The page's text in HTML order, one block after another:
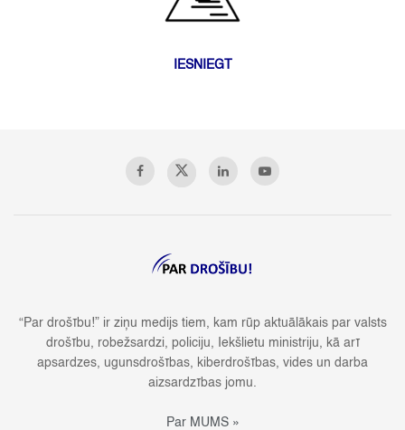
IESNIEGT
“Par drošību!” ir ziņu medijs tiem, kam rūp aktuālākais par valsts
drošību, robežsardzi, policiju, Iekšlietu ministriju, kā arī
apsardzes, ugunsdrošības, kiberdrošības, vides un darba
aizsardzības jomu.
Par MUMS »